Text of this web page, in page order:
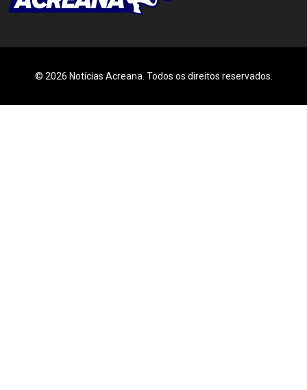
© 2026 Notícias Acreana. Todos os direitos reservados.